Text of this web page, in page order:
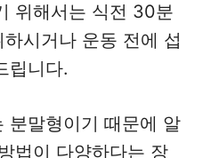
위해서는 식전 30분
시거나 운동 전에 섭
립니다.
분말형이기 때문에 알
법이 다양하다는 장